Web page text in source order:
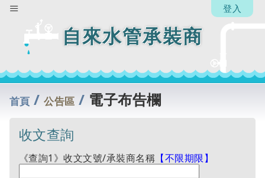
自來水管承裝商
登入
首頁 /公告區 / 電子布告欄
收文查詢
《查詢1》收文文號/承裝商名稱 【不限期限】